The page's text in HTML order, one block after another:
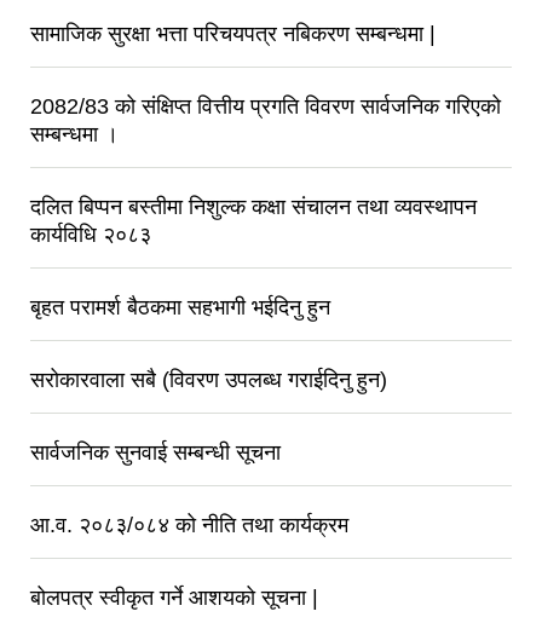
सामाजिक सुरक्षा भत्ता परिचयपत्र नबिकरण सम्बन्धमा |
2082/83 को संक्षिप्त वित्तीय प्रगति विवरण सार्वजनिक गरिएको
सम्बन्धमा ।
दलित बिप्पन बस्तीमा निशुल्क कक्षा संचालन तथा व्यवस्थापन
कार्यविधि २०८३
बृहत परामर्श बैठकमा सहभागी भईदिनु हुन
सरोकारवाला सबै (विवरण उपलब्ध गराईदिनु हुन)
सार्वजनिक सुनवाई सम्बन्धी सूचना
आ.व. २०८३/०८४ को नीति तथा कार्यक्रम
बोलपत्र स्वीकृत गर्ने आशयको सूचना |